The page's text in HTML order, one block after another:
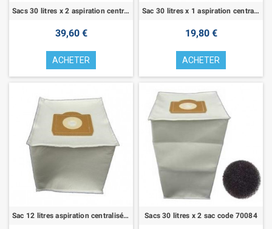
Sacs 30 litres x 2 aspiration centralisée Aldes
39,60 €
ACHETER
Sac 30 litres x 1 aspiration centralisée Aldes
19,80 €
ACHETER
Sac 12 litres aspiration centralisée Aldes Sacs 30 litres x 2 sac code 70084